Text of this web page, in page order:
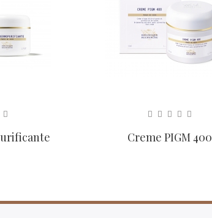
Creme PIGM 400